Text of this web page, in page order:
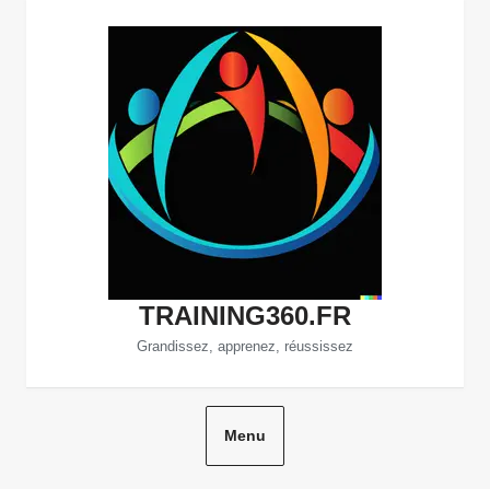
TRAINING360.FR
Grandissez, apprenez, réussissez
Menu